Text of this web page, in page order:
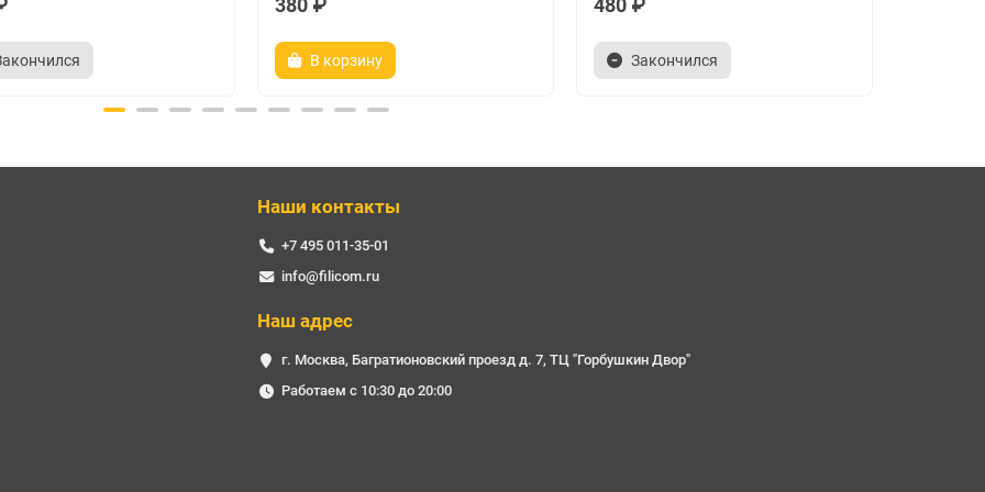
<-13
10
male, USB, SIM
В корзину Закончился
Наши контакты
+7 495 011-35-01
info@filicom.ru
Наш адрес
г. Москва, Багратионовский проезд д. 7, ТЦ "Горбушкин Двор"
Работаем с 10:30 до 20:00